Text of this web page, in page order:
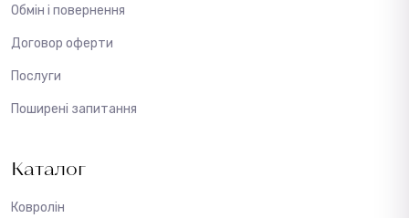
Обмін і повернення
Договор оферти
Послуги
Поширені запитання
Каталог
Ковролін